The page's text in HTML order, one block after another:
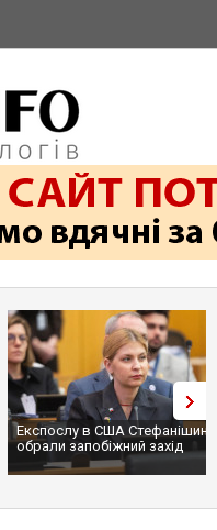
Експослу в США
обрали запобіжний захід